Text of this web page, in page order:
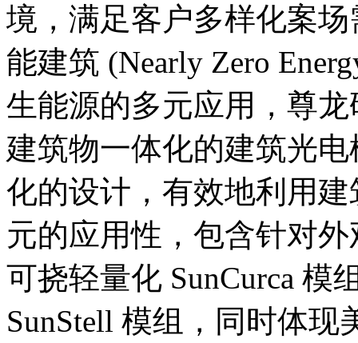
境，满足客户多样化案
能建筑 (Nearly Zero
生能源的多元应用，
建筑物一体化的建筑光电
化的设计，有效地利用
元的应用性，包含针对
可挠轻量化 SunCurca 模
SunStell 模组，同时体现美